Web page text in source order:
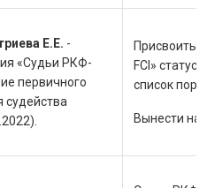
Е.Е. -
«Судьи РКФ-
первичного
судейства
Присвоить
FCI»
список
Вынести на